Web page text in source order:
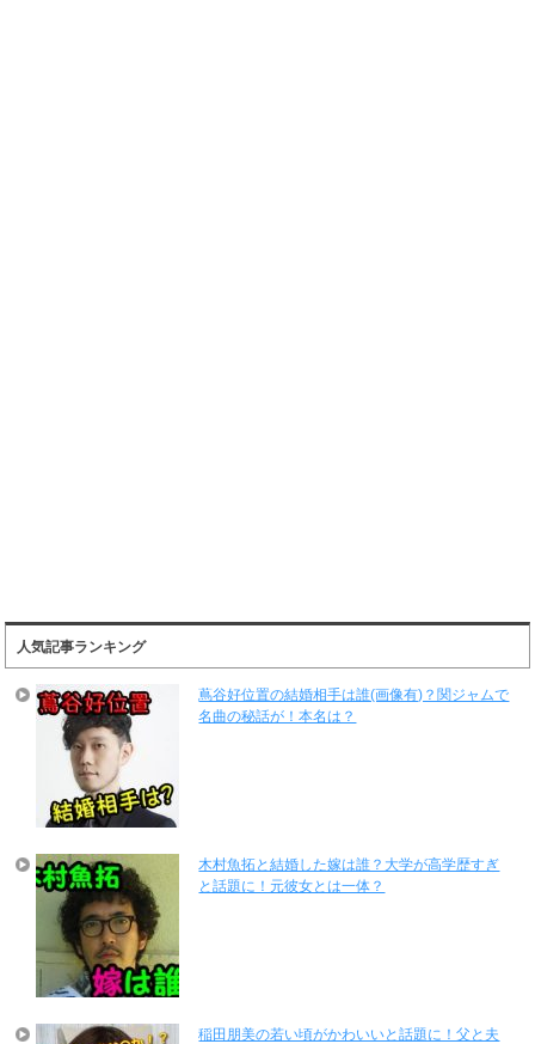
人気記事ランキング
蔦谷好位置の結婚相手は誰(画像有)？関ジャムで
名曲の秘話が！本名は？
木村魚拓と結婚した嫁は誰？大学が高学歴すぎ
と話題に！元彼女とは一体？
稲田朋美の若い頃がかわいいと話題に！父と夫